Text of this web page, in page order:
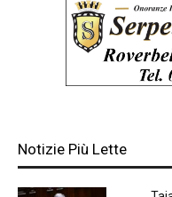
Notizie Più Lette